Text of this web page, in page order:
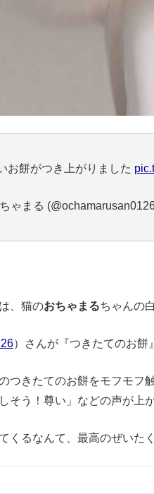
お餅がつき上がりました
ゃまる
、猫のおちゃまるちゃんの
）さんが『つきたてのお餅
つきたてのお餅をモフモフ
そう！尊い」などの声が上
くるなんて、最高のぜいた